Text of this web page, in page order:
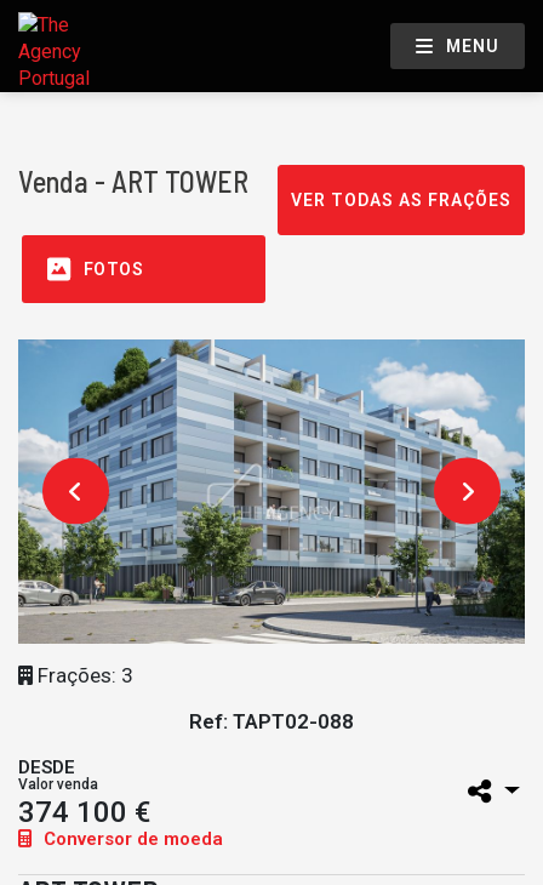
MENU
Venda - ART TOWER
VER TODAS AS FRAÇÕES
FOTOS
Frações: 3
Ref: TAPT02-088
DESDE
Valor venda
374 100 €
Conversor de moeda